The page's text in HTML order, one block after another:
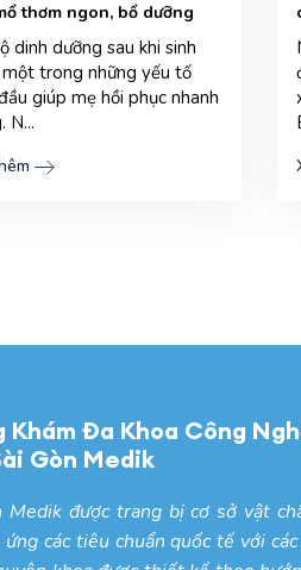
thơm ngon, bổ dưỡng
dinh dưỡng sau khi sinh
trong những yếu tố
giúp mẹ hồi phục nhanh
N...
Khám Đa Khoa Công
Gòn Medik
Medik được trang bị cơ sở vật
ứng các tiêu chuẩn quốc tế với